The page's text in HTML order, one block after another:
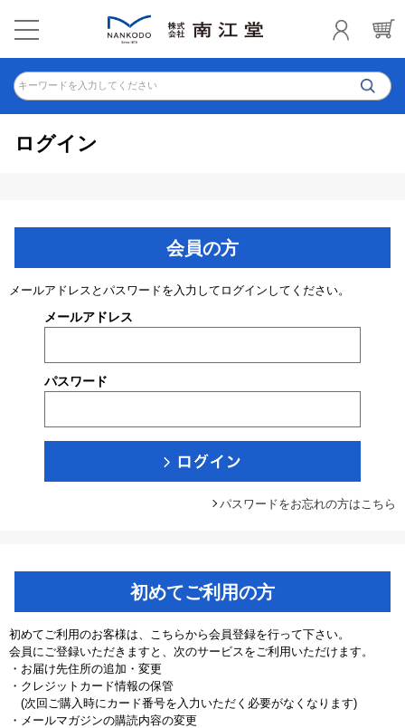
キーワードを入力してください
ログイン
会員の方
メールアドレスとパスワードを入力してログインしてください。
メールアドレス
パスワード
パスワードをお忘れの方はこちら
初めてご利用の方
初めてご利用のお客様は、こちらから会員登録を行って下さい。
会員にご登録いただきますと、次のサービスをご利用いただけます。
・お届け先住所の追加・変更
・クレジットカード情報の保管
(次回ご購入時にカード番号を入力いただく必要がなくなります)
・メールマガジンの購読内容の変更